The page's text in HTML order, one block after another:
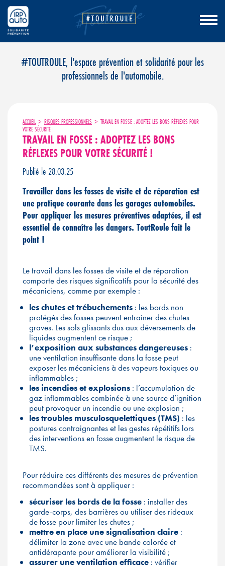
#TOUTROULE, l'espace prévention et solidarité pour les
professionnels de l'automobile.
ACCUEIL > RISQUES PROFESSIONNELS > TRAVAIL EN FOSSE : ADOPTEZ LES BONS RÉFLEXES POUR
VOTRE SÉCURITÉ !
TRAVAIL EN FOSSE : ADOPTEZ LES BONS
RÉFLEXES POUR VOTRE SÉCURITÉ !
Publié le 28.03.25
Travailler dans les fosses de visite et de réparation est
une pratique courante dans les garages automobiles.
Pour appliquer les mesures préventives adaptées, il est
essentiel de connaître les dangers. ToutRoule fait le
point !
Le travail dans les fosses de visite et de réparation
comporte des risques significatifs pour la sécurité des
mécaniciens, comme par exemple :
les chutes et trébuchements : les bords non
protégés des fosses peuvent entraîner des chutes
graves. Les sols glissants dus aux déversements de
liquides augmentent ce risque ;
l’exposition aux substances dangereuses :
une ventilation insuffisante dans la fosse peut
exposer les mécaniciens à des vapeurs toxiques ou
inflammables ;
les incendies et explosions : l’accumulation de
gaz inflammables combinée à une source d’ignition
peut provoquer un incendie ou une explosion ;
les troubles musculosquelettiques (TMS) : les
postures contraignantes et les gestes répétitifs lors
des interventions en fosse augmentent le risque de
TMS.
Pour réduire ces différents des mesures de prévention
recommandées sont à appliquer :
sécuriser les bords de la fosse : installer des
garde-corps, des barrières ou utiliser des rideaux
de fosse pour limiter les chutes ;
mettre en place une signalisation claire :
délimiter la zone avec une bande colorée et
antidérapante pour améliorer la visibilité ;
assurer une ventilation efficace : vérifier